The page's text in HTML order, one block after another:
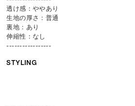
透け感：ややあり
生地の厚さ：普通
裏地：あり
伸縮性：なし
-----------------
STYLING